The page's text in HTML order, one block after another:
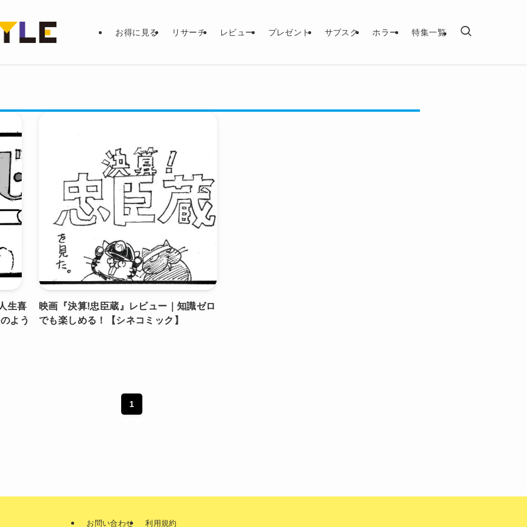
お得に見る リサーチ レビュー プレゼント サブスク ホラー 特集一覧
生喜
よう
映画『決算!忠臣蔵』レビュー｜知識ゼロ
でも楽しめる！【シネコミック】
1
お問い合わせ 利用規約